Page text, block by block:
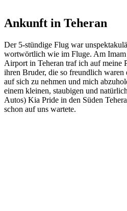
Ankunft in Teheran
Der 5-stündige Flug war
wortwörtlich wie im Fluge. Am
Airport in Teheran traf ich auf meine
ihren Bruder, die so freundlich waren
auf sich zu nehmen und mich
einem kleinen, staubigen und
Autos) Kia Pride in den Süden
schon auf uns wartete.